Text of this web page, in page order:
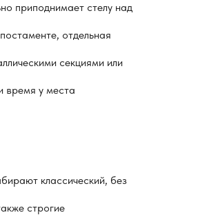
приподнимает стелу над
отдельная
секциями или
время у места
классический, без
строгие